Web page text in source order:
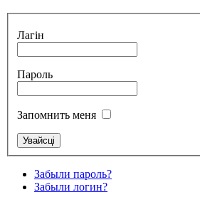
Лагін
Пароль
Запомнить меня
Забыли пароль?
Забыли логин?